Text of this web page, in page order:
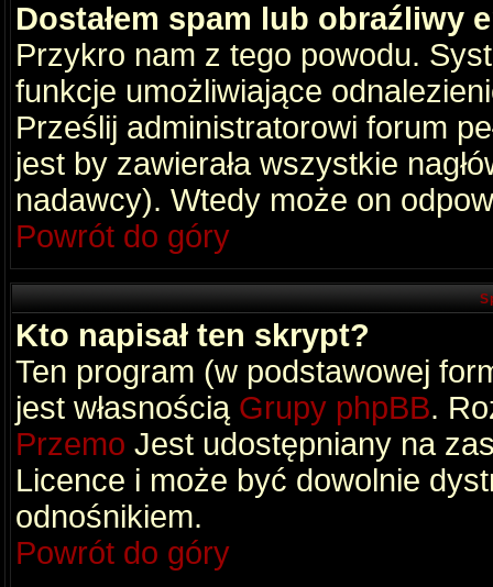
Dostałem spam lub obraźliwy
Przykro nam z tego powodu.
funkcje umożliwiające
Prześlij administratorowi forum
jest by zawierała wszystkie
nadawcy). Wtedy może on
Powrót do góry
Kto napisał ten skrypt?
Ten program (w podstawowej
jest własnością Grupy phpBB.
Przemo Jest udostępniany na
Licence i może być dowolnie
odnośnikiem.
Powrót do góry